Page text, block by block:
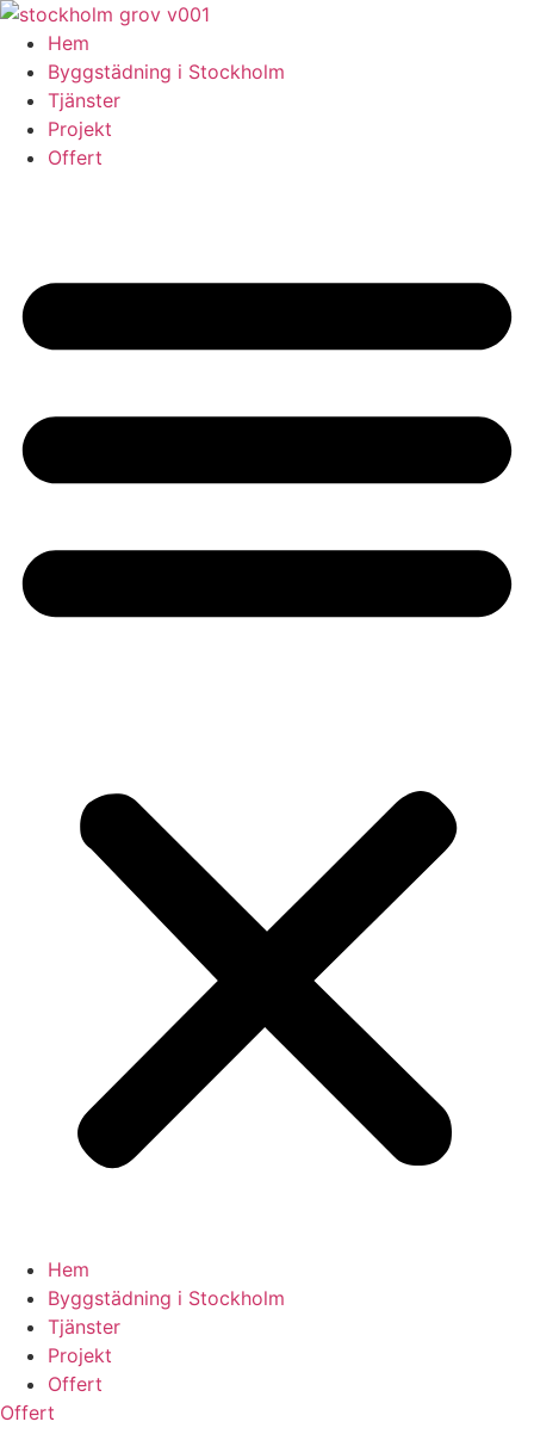
Skip
content
Hem
Byggstädning i Stockholm
Tjänster
Projekt
Offert
Hem
Byggstädning i Stockholm
Tjänster
Projekt
Offert
Offert